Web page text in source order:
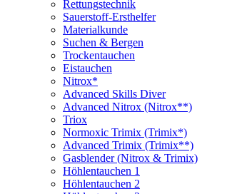
Rettungstechnik
Sauerstoff-Ersthelfer
Materialkunde
Suchen & Bergen
Trockentauchen
Eistauchen
Nitrox*
Advanced Skills Diver
Advanced Nitrox (Nitrox**)
Triox
Normoxic Trimix (Trimix*)
Advanced Trimix (Trimix**)
Gasblender (Nitrox & Trimix)
Höhlentauchen 1
Höhlentauchen 2